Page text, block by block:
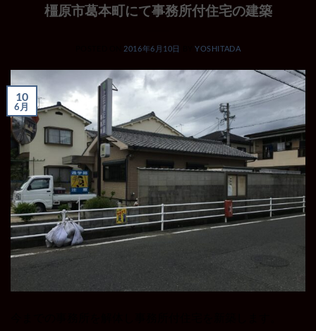
橿原市葛本町にて事務所付住宅の建築
2016年6月10日 BYYOSHITADA
10
6月